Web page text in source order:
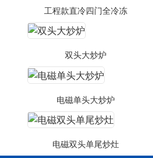
工程款直冷四门全冷冻
双头大炒炉
电磁单头大炒炉
电磁双头单尾炒灶